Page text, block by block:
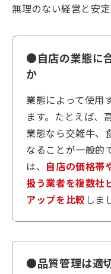
無理のない経営と安
●自店の業態に
か
業態によって使用
ます。たとえば、
業態なら交雑牛、
なることが一般的
は、 自店の価格帯
扱う業者を複数社
アップを比較 しま
●品質管理は適